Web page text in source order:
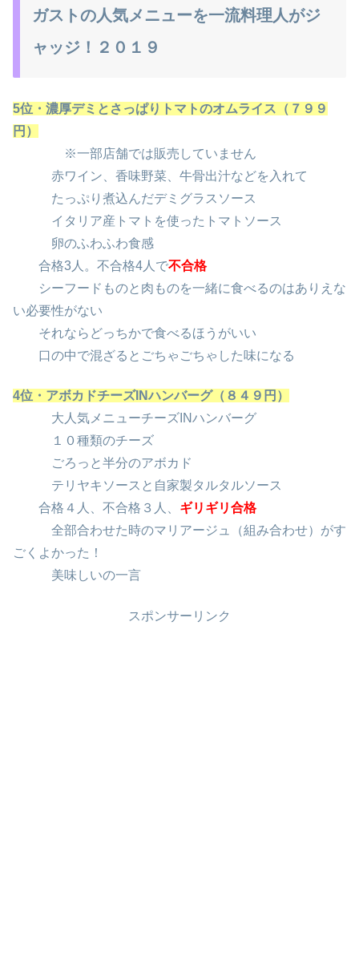
ガストの人気メニューを一流料理人がジ
ャッジ！２０１９
5位・濃厚デミとさっぱりトマトのオムライス（７９９
円）
※一部店舗では販売していません
赤ワイン、香味野菜、牛骨出汁などを入れて
たっぷり煮込んだデミグラスソース
イタリア産トマトを使ったトマトソース
卵のふわふわ食感
合格3人。不合格4人で不合格
シーフードものと肉ものを一緒に食べるのはありえな
い必要性がない
それならどっちかで食べるほうがいい
口の中で混ざるとごちゃごちゃした味になる
4位・アボカドチーズINハンバーグ（８４９円）
大人気メニューチーズINハンバーグ
１０種類のチーズ
ごろっと半分のアボカド
テリヤキソースと自家製タルタルソース
合格４人、不合格３人、 ギリギリ合格
全部合わせた時のマリアージュ（組み合わせ）がす
ごくよかった！
美味しいの一言
スポンサーリンク